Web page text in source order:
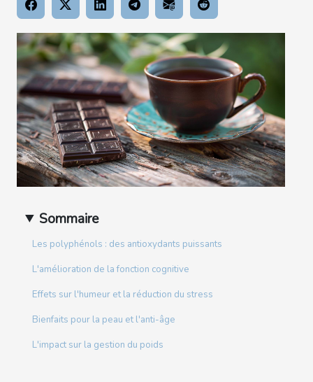
Sommaire
Les polyphénols : des antioxydants puissants
L'amélioration de la fonction cognitive
Effets sur l'humeur et la réduction du stress
Bienfaits pour la peau et l'anti-âge
L'impact sur la gestion du poids